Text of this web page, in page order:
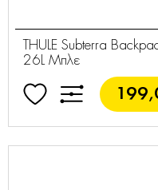
THULE Subterra
26L Μπλε